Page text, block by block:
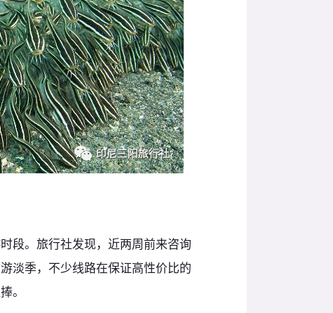
段。旅行社发现，近两周前来咨询
淡季，不少线路在保证高性价比的
。